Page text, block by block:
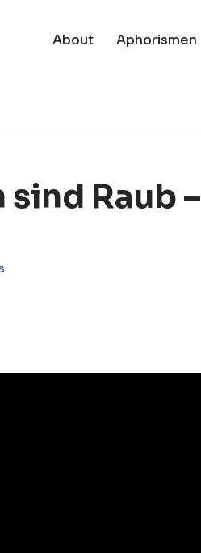
About Aphorismen
Raub –